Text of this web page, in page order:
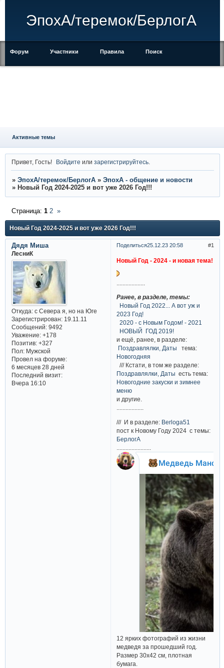
ЭпохА/теремок/БерлогА
Форум Участники Правила Поиск
Активные темы
Привет, Гость! Войдите илизарегистрируйтесь
» ЭпохА/теремок/БерлогА » ЭпохА - общение и новости
» Новый Год 2024-2025 и вот уже 2026 Год!!!
Новый Год 2024-2025 и вот уже 2026 Год!!!
Страница: 1 2 »
Поделиться 1
25.12.23 20:58
Дядя Миша
ЛесниК
Откуда:с Севера я, но на Юге
Зарегистрирован: 19.11.11
Сообщений:9492
Уважение: +178
Позитив: +327
Пол:Мужской
Провел на форуме:
6 месяцев 28 дней
Последний визит:
Вчера 16:10
Новый Год - 2024 - и новая тема!
Ранее, в разделе, темы:
Новый Год 2022... А вот уж и
2023 Год!
2020 - с Новым Годом! - 2021
НОВЫЙ ГОД 2019!
и ещё, ранее, в разделе:
Поздравлялки, Даты тема:
Новогодняя
/// Кстати, в том же разделе:
Поздравлялки, Даты есть тема:
Новогодние закуски и зимнее
меню
и другие.
/// И в разделе: Berloga51
пост к Новому Году 2024 с темы:
БерлогА
12 ярких фотографий из жизни
медведя за прошедший год.
Размер 30х42 см, плотная
бумага.